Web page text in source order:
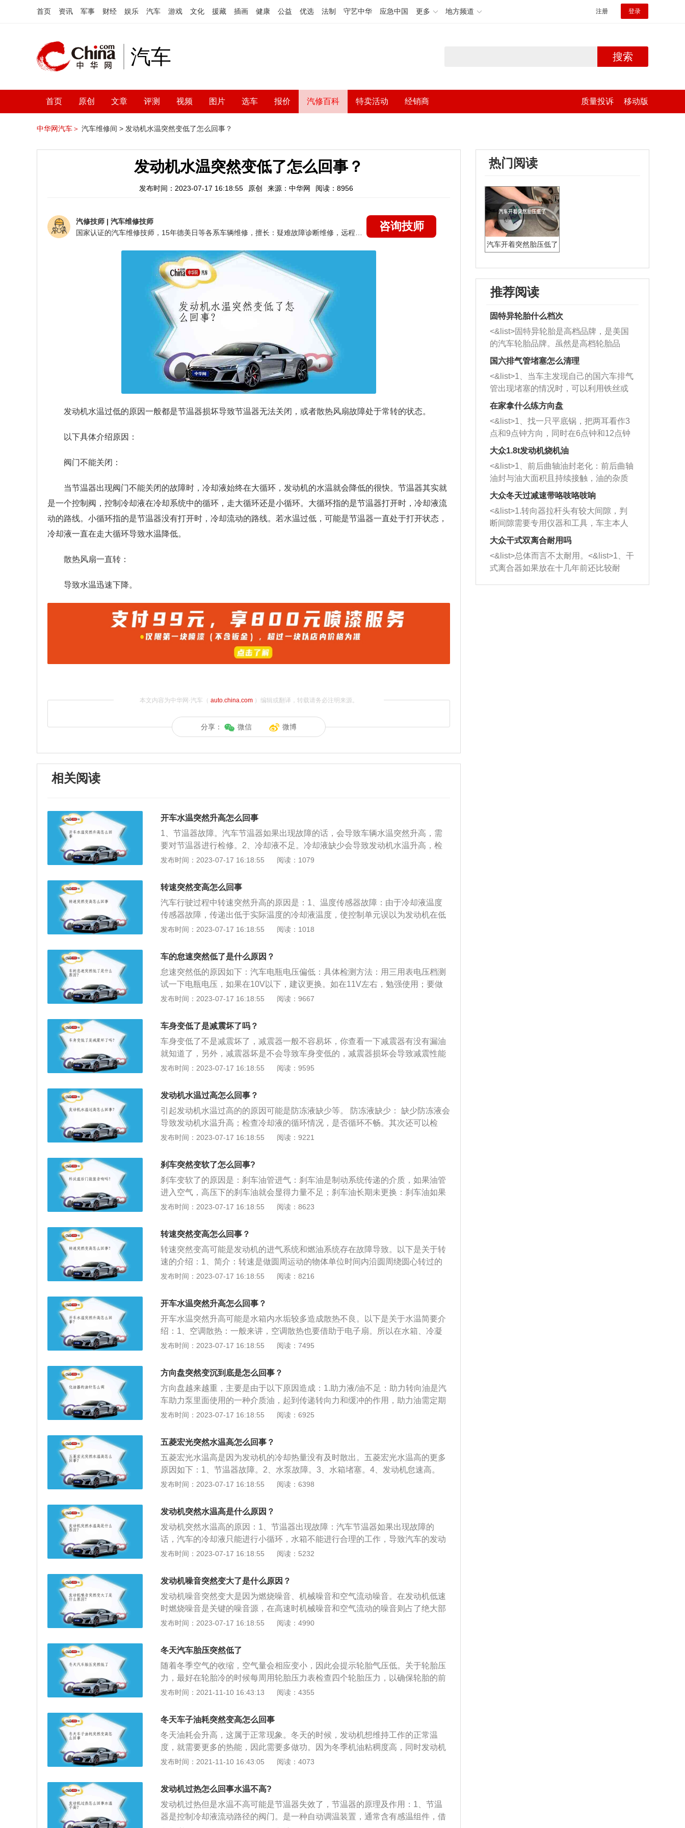
首页 资讯 军事 财经 娱乐 汽车 游戏 文化 援藏 插画 健康 公益 优选 法制 守艺中华 应急中国 更多 地方频道 注册 登录
汽车 搜索
首页 原创 文章 评测 视频 图片 选车 报价 汽修百科 特卖活动 经销商 质量投诉 移动版
中华网汽车＞ 汽车维修间 > 发动机水温突然变低了怎么回事？
发动机水温突然变低了怎么回事？
发布时间：2023-07-17 16:18:55 原创 来源：中华网 阅读：8956
汽修技师 | 汽车维修技师
咨询技师
发动机水温过低的原因一般都是节温器损坏导致节温器无法关闭，或者散热风扇故障处于常转的状态。
以下具体介绍原因：
阀门不能关闭：
当节温器出现阀门不能关闭的故障时，冷却液始终在大循环，发动机的水温就会降低的很快。节温器其实就
是一个控制阀，控制冷却液在冷却系统中的循环，走大循环还是小循环。大循环指的是节温器打开时，冷却液流
动的路线。小循环指的是节温器没有打开时，冷却流动的路线。若水温过低，可能是节温器一直处于打开状态，
冷却液一直在走大循环导致水温降低。
散热风扇一直转：
导致水温迅速下降。
本文内容为中华网·汽车（ auto.china.com）编辑或翻译，转载请务必注明来源。
分享： 微信 微博
相关阅读
开车水温突然升高怎么回事
1、节温器故障。汽车节温器如果出现故障的话，会导致车辆水温突然升高，需
要对节温器进行检修。2、冷却液不足。冷却液缺少会导致发动机水温升高，检
查冷却液状况并及时添加冷却液。3、风扇故障。冷却风扇不转导致车辆水温突
塞导致水温升高，建议将水箱内的冷却液放空，清洗水垢后，重新添加冷却液即
可。5、水箱盖泄漏。可能是水箱盖泄露，冷却液溢出导致，建议检查后更换新
的水箱盖。6、皮带断裂。正时皮带因叶轮打滑或卡死而断裂，造成水温突然升
高，需要更换正时皮带。7、叶轮损坏。水泵叶轮开裂或叶轮从泵轴上松脱导
致，需要安装新的水泵叶轮。8、气缸腐蚀。可能是气缸被腐蚀导致，需要对车
确导致，通过正时灯纠正即可。
发布时间：2023-07-17 16:18:55 阅读：1079
转速突然变高怎么回事
汽车行驶过程中转速突然升高的原因是：1、温度传感器故障：由于冷却液温度
传感器故障，传递出低于实际温度的冷却液温度，使控制单元误以为发动机在低
温下工作，误吸入更多空气，喷射更多燃油，导致转速异常升高。测试前，可以
2、节气门太脏：节气门不干净会导致节气门开度错误，节气门灵敏度降低，怠
速时关闭不充分，转速突然升高甚至超过3000转/分。这可以通过清洁节流阀来避
免。3、怠速控制阀损坏：怠速控制阀损坏会使怠速无法正确调节造成怠速过
大、怠速不稳、冷启动困难等问题。一定要及时去正规维修店维修。4、离合器
故障：离合器打滑或损坏，发动机突然失去负人荷，导致转速升高。应及时送到
缺电，怠速时发电机发电效率不高，导致发动机控制单元供电不足，发动机转速
波动，可高达1400转每分至1600转每分。及时给电池充电，或者直接更换电池。
引起转速异常的驾驶习惯有以下方面：长期使用低质量汽油、长期低速行驶、长
嘴等部位，导致转速异常；保养不当引起转速异常，使用劣质空滤及保养不及
发布时间：2023-07-17 16:18:55 阅读：1018
车的怠速突然低了是什么原因？
怠速突然低的原因如下：汽车电瓶电压偏低：具体检测方法：用三用表电压档测
试一下电瓶电压，如果在10V以下，建议更换。如在11V左右，勉强使用；要做
好更换准备。12V以上可以使用。检查是否由于积碳引起：如果走行2万KM左
发出错误指令：控制单元接收错误信号而发出错误的指令，引起发动机怠速进气
量控制失准，使发动机燃烧不正常。控制不准确：怠速空气执行元件故障导致怠
速空气控制不准确。
发布时间：2023-07-17 16:18:55 阅读：9667
车身变低了是减震坏了吗？
车身变低了不是减震坏了，减震器一般不容易坏，你查看一下减震器有没有漏油
就知道了，另外，减震器坏是不会导致车身变低的，减震器损坏会导致减震性能
不好，容易托底，车身变低是减震外面套着的那个减震弹簧疲软导致的，如果左
件最好左右一起更换，这样比较平衡。
发布时间：2023-07-17 16:18:55 阅读：9595
发动机水温过高怎么回事？
引起发动机水温过高的的原因可能是防冻液缺少等。 防冻液缺少： 缺少防冻液会
导致发动机水温升高；检查冷却液的循环情况，是否循环不畅。其次还可以检
查，水温传感器、水泵、节温器、冷却风扇等，都可能导致水温升高。 发动机水
降温能力已达到极限，这时如果立即熄火，沸腾的冷却液也就停止了循环，过高
的温度得不到冷却，发动机难以承受。如果先让发动机怠速运转一会，不断循环
的冷却液还是可以减轻高温对发动机的影响。
发布时间：2023-07-17 16:18:55 阅读：9221
刹车突然变软了怎么回事?
刹车变软了的原因是：刹车油管进气：刹车油是制动系统传递的介质，如果油管
进入空气，高压下的刹车油就会显得力量不足；刹车油长期未更换：刹车油如果
不及时更换，其内部将会含有过多的杂质和水分；漏油或刹车材质过软：一般情
的机械制动装置，又名减速器，汽车刹车踏板在方向盘下面，踩住刹车踏板，则
使刹车杠杆联动受压并传至到刹车鼓上的刹车片卡住刹车轮盘，使汽车减速或停
止运行。
发布时间：2023-07-17 16:18:55 阅读：8623
转速突然变高怎么回事？
转速突然变高可能是发动机的进气系统和燃油系统存在故障导致。以下是关于转
速的介绍：1、简介：转速是做圆周运动的物体单位时间内沿圆周绕圆心转过的
圈数。2、测量：电子类转速测量仪表，由转速传感器和表头(显示器)组成。大多
匹配，或直接送PLC;频率电流转换的方法有阻容积分法、电荷泵法和专用集成电
路法，前两种方法在磁电转速仪中也有运用。
发布时间：2023-07-17 16:18:55 阅读：8216
开车水温突然升高怎么回事？
开车水温突然升高可能是水箱内水垢较多造成散热不良。以下是关于水温简要介
绍：1、空调散热：一般来讲，空调散热也要借助于电子扇。所以在水箱、冷凝
器的夹缝里有太多杂物或灰尘时，就会出现散热不良引起水温高，因为较冷的空
温表显示很高且报警，但电子扇工作正常，无返水现象。此故障大多属于误报，
原因有以下几种情况。如：水温表损坏，传感器损坏，线路的损坏，搭铁接虚
等。当然还有一种情况如：水箱盖功能损坏，无法正常排气，降低冷却系统压
力，造成水箱内压力高，也会造成报警。但这种情况应急办法是松开水箱盖卸
压。但一定小心防止烫伤，还有就是更换水箱盖也可以解决。
发布时间：2023-07-17 16:18:55 阅读：7495
方向盘突然变沉到底是怎么回事？
方向盘越来越重，主要是由于以下原因造成：1.助力液/油不足：助力转向油是汽
车助力泵里面使用的一种介质油，起到传递转向力和缓冲的作用，助力油需定期
更换，检查是否漏损，当助力油不足时就会出现方向盘沉重。2.胎压过低：胎压
沉，不利于驾乘安全。3.前束：前束也可以对汽车的转向起到影响作用，前束的
含义颇为复杂，简单来说就是使转向轮自动回正，确保汽车能够稳定直线行驶。
所以当这一方面出现问题也会造成方向盘沉重。
发布时间：2023-07-17 16:18:55 阅读：6925
五菱宏光突然水温高怎么回事？
五菱宏光水温高是因为发动机的冷却热量没有及时散出。五菱宏光水温高的更多
原因如下：1、节温器故障。2、水泵故障。3、水箱堵塞。4、发动机怠速高。
5、冷却风扇转速慢或者故障。关于五菱宏光的更多资料如下：1、五菱宏光是上
畅的外形设计，多样化、实用性的宽敞驾乘空间。2、五菱宏光在动力性和经济
性的完美平衡，以及在操控性和安全性上的实力表现，颠覆了人们对商务车的传
统印象。
发布时间：2023-07-17 16:18:55 阅读：6398
发动机突然水温高是什么原因？
发动机突然水温高的原因：1、节温器出现故障：汽车节温器如果出现故障的
话，汽车的冷却液只能进行小循环，水箱不能进行合理的工作，导致汽车的发动
机水温升高；2、冷却风扇不转：温控开关没有打开，或者是水温传感器失灵，
塞水箱都会让发动机不能合理的降温，出现发动机水温升高的现象；4、冷却液
不足：如果发现冷却液不足的时候需要及时的添加，避免在开车的时候会出现发
动机高温的情况。
发布时间：2023-07-17 16:18:55 阅读：5232
发动机噪音突然变大了是什么原因？
发动机噪音突然变大是因为燃烧噪音、机械噪音和空气流动噪音。在发动机低速
时燃烧噪音是关键的噪音源，在高速时机械噪音和空气流动的噪音则占了绝大部
分的影响因素。燃烧噪音是气缸压力通过活塞连杆等部件向外传递影响到发动机
转动和配气机构造成的气门响等。空气流动噪音关键是在进气和排气流程中造
成，是空气物体撞击造成的涡流响。
发布时间：2023-07-17 16:18:55 阅读：4990
冬天汽车胎压突然低了
随着冬季空气的收缩，空气量会相应变小，因此会提示轮胎气压低。关于轮胎压
力，最好在轮胎冷的时候每周用轮胎压力表检查四个轮胎压力，以确保轮胎的前
后表面都与地面完全接触以获得最佳抓地力。效果，同时减少道路振动并提高驾
由于轮胎温度升高而引起的轮胎压力变化。由于早晨和晚上的温度不同，因此也
会影响轮胎压力值。早晨轮胎压力低，到中午轮胎压力会相应增加。这些不需要
考虑。因此，如果发现冬天的早晨汽车轮胎的气压较低，并且轮胎气压监控中没
有警报，但仍低于制造商的标准值，但仍在正常范围内，则应考虑给轮胎充气。
轮胎以弥补冬季较低的温度。空气压力下降，同时轮胎压力也会随着使用而降
发布时间：2021-11-10 16:43:13 阅读：4355
冬天车子油耗突然变高怎么回事
冬天油耗会升高，这属于正常现象。冬天的时候，发动机想维持工作的正常温
度，就需要更多的热能，因此需要多做功。因为冬季机油粘稠度高，同时发动机
机体温度低，导致燃油雾化效果差，相当一部分燃油未经充分燃烧就排出去，没
车省油小技巧：1、开车时要温柔一些，轻踩油门、刹车。尽量保持匀速行驶，
不可忽快忽慢。特别是起步时，猛踩油门会大量增加油耗。2、尽量保持在经济
时速区间。一般的车都是70KM/h~90KM/h，保持在这个时速区间内，车的油耗是
最少的。3、减轻车辆的负重。车辆的负重增加，发动机就要输出更多的动力，
发布时间：2021-11-10 16:43:05 阅读：4073
发动机过热怎么回事水温不高?
发动机过热但是水温不高可能是节温器失效了，节温器的原理及作用：1、节温
器是控制冷却液流动路径的阀门。是一种自动调温装置，通常含有感温组件，借
热门阅读
汽车开着突然胎压低了
推荐阅读
固特异轮胎什么档次
<&list>固特异轮胎是高档品牌，是美国
的汽车轮胎品牌。虽然是高档轮胎品
牌，但是中高低端的轮胎都有生产，这
也是为了更好的开拓市场。
国六排气管堵塞怎么清理
<&list>1、当车主发现自己的国六车排气
管出现堵塞的情况时，可以利用铁丝或
者是细棍，直接将杂物给取出来，如果
堵塞情况比较严重，也可以采取应急措
施。 <&list>2、直接利用木棍将所有的
杂物推到排气管里面的位置处，然后将
三元催化器拆解开，就可以将堵塞的东
西取出来。但如果是因为积碳过多引起
的堵塞，就需要将三元催化器泡在草酸
洗剂对堵塞的情况得到解决，将清洗剂
放在燃油箱中，与燃油混合后，车辆启
动时，就可以和汽油一起进入到燃烧
室，最后形成废气排出，就可以让三元
催化器得到清洗，排气管堵塞的情况就
能够得到解决。
在家拿什么练方向盘
<&list>1、找一只平底锅，把两耳看作3
点和9点钟方向，同时在6点钟和12点钟
方向做一个标记。 <&list>2、双手握住
一圈半的练习，往右同样也要打相同的
圈数。 <&list>3、最后强调要反复练
习，这样就可以形成肌肉记忆，在真实
驾驶车辆时，不需要记忆也能打好方
向。
大众1.8t发动机烧机油
<&list>1、前后曲轴油封老化：前后曲轴
油封与油大面积且持续接触，油的杂质
和发动机内持续温度变化使其密封效果
逐渐减弱，导致渗油或漏油。<&list>2、
活塞间隙过大：积碳会使活塞环与缸体
的间隙扩大，导致机油流入燃烧室中，
造成烧机油。<&list>3、机油粘度。使用
机油粘度过小的话，同样会有烧机油现
象，机油粘度过小具有很好的流动性，
大众冬天过减速带咯吱咯吱响
<&list>1.转向器拉杆头有较大间隙，判
断间隙需要专用仪器和工具，车主本人
无法制作，需要将车辆送到修理厂或4s
店；<&list>2.车辆半轴套管防尘罩破
裂，破裂后会出现漏油现象，使半轴磨
损严重，磨损的半轴容易损坏，产生异
响；<&list>3.稳定器的转向胶套和球头
大众干式双离合耐用吗
<&list>总体而言不太耐用。<&list>1、干
式离合器如果放在十几年前还比较耐